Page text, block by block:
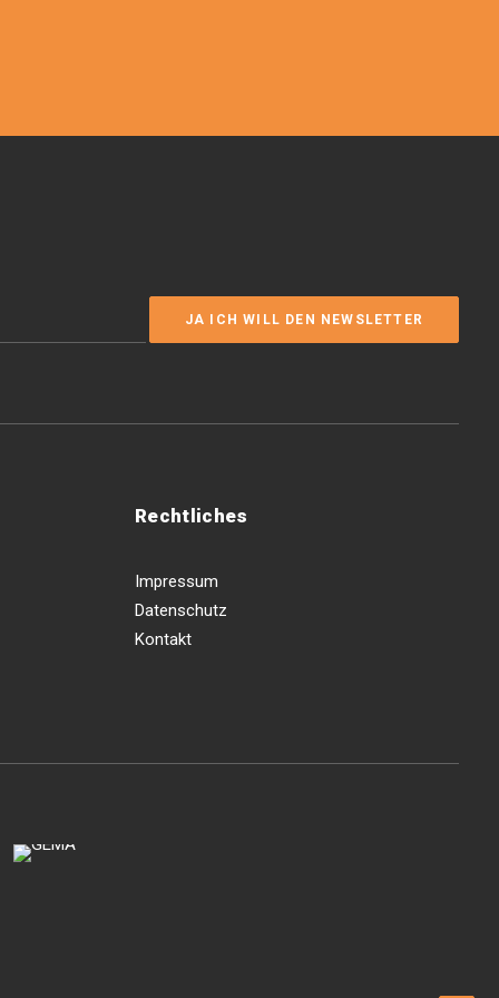
Rechtliches
Impressum
Datenschutz
Kontakt